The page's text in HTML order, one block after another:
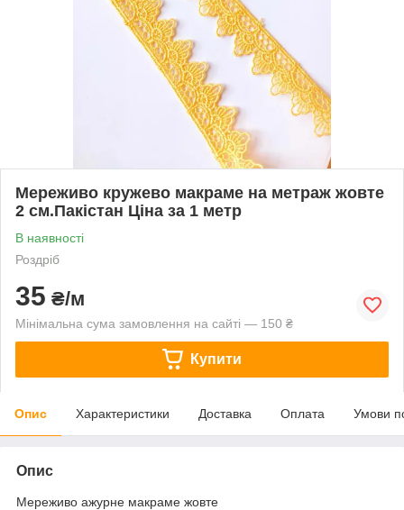
Мереживо кружево макраме на метраж жовте
2 см.Пакістан Ціна за 1 метр
В наявності
Роздріб
35 ₴/м
Мінімальна сума замовлення на сайті — 150 ₴
Купити
Опис Характеристики Доставка Оплата Умови
Опис
Мереживо ажурне макраме жовте